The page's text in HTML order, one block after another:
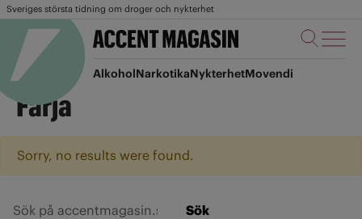
Sveriges största tidning om droger och nykterhet
AlkoholNarkotikaNykterhetMovendi
Färja
Sorry, no results were found.
Sök